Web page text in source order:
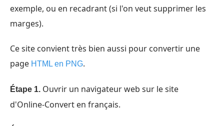
exemple, ou en recadrant (si l'on veut supprimer les
marges).
Ce site convient très bien aussi pour convertir une
page HTML en PNG.
Étape 1. Ouvrir un navigateur web sur le site
d'Online-Convert en français.